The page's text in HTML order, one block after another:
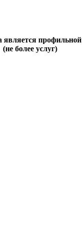
является профильной
(не более услуг)